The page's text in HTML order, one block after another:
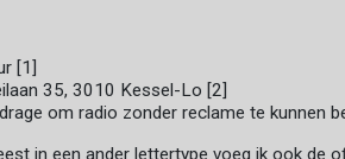
[1]
35, 3010 Kessel-Lo [2]
om radio zonder reclame te kunnen
in een ander lettertype voeg ik ook de